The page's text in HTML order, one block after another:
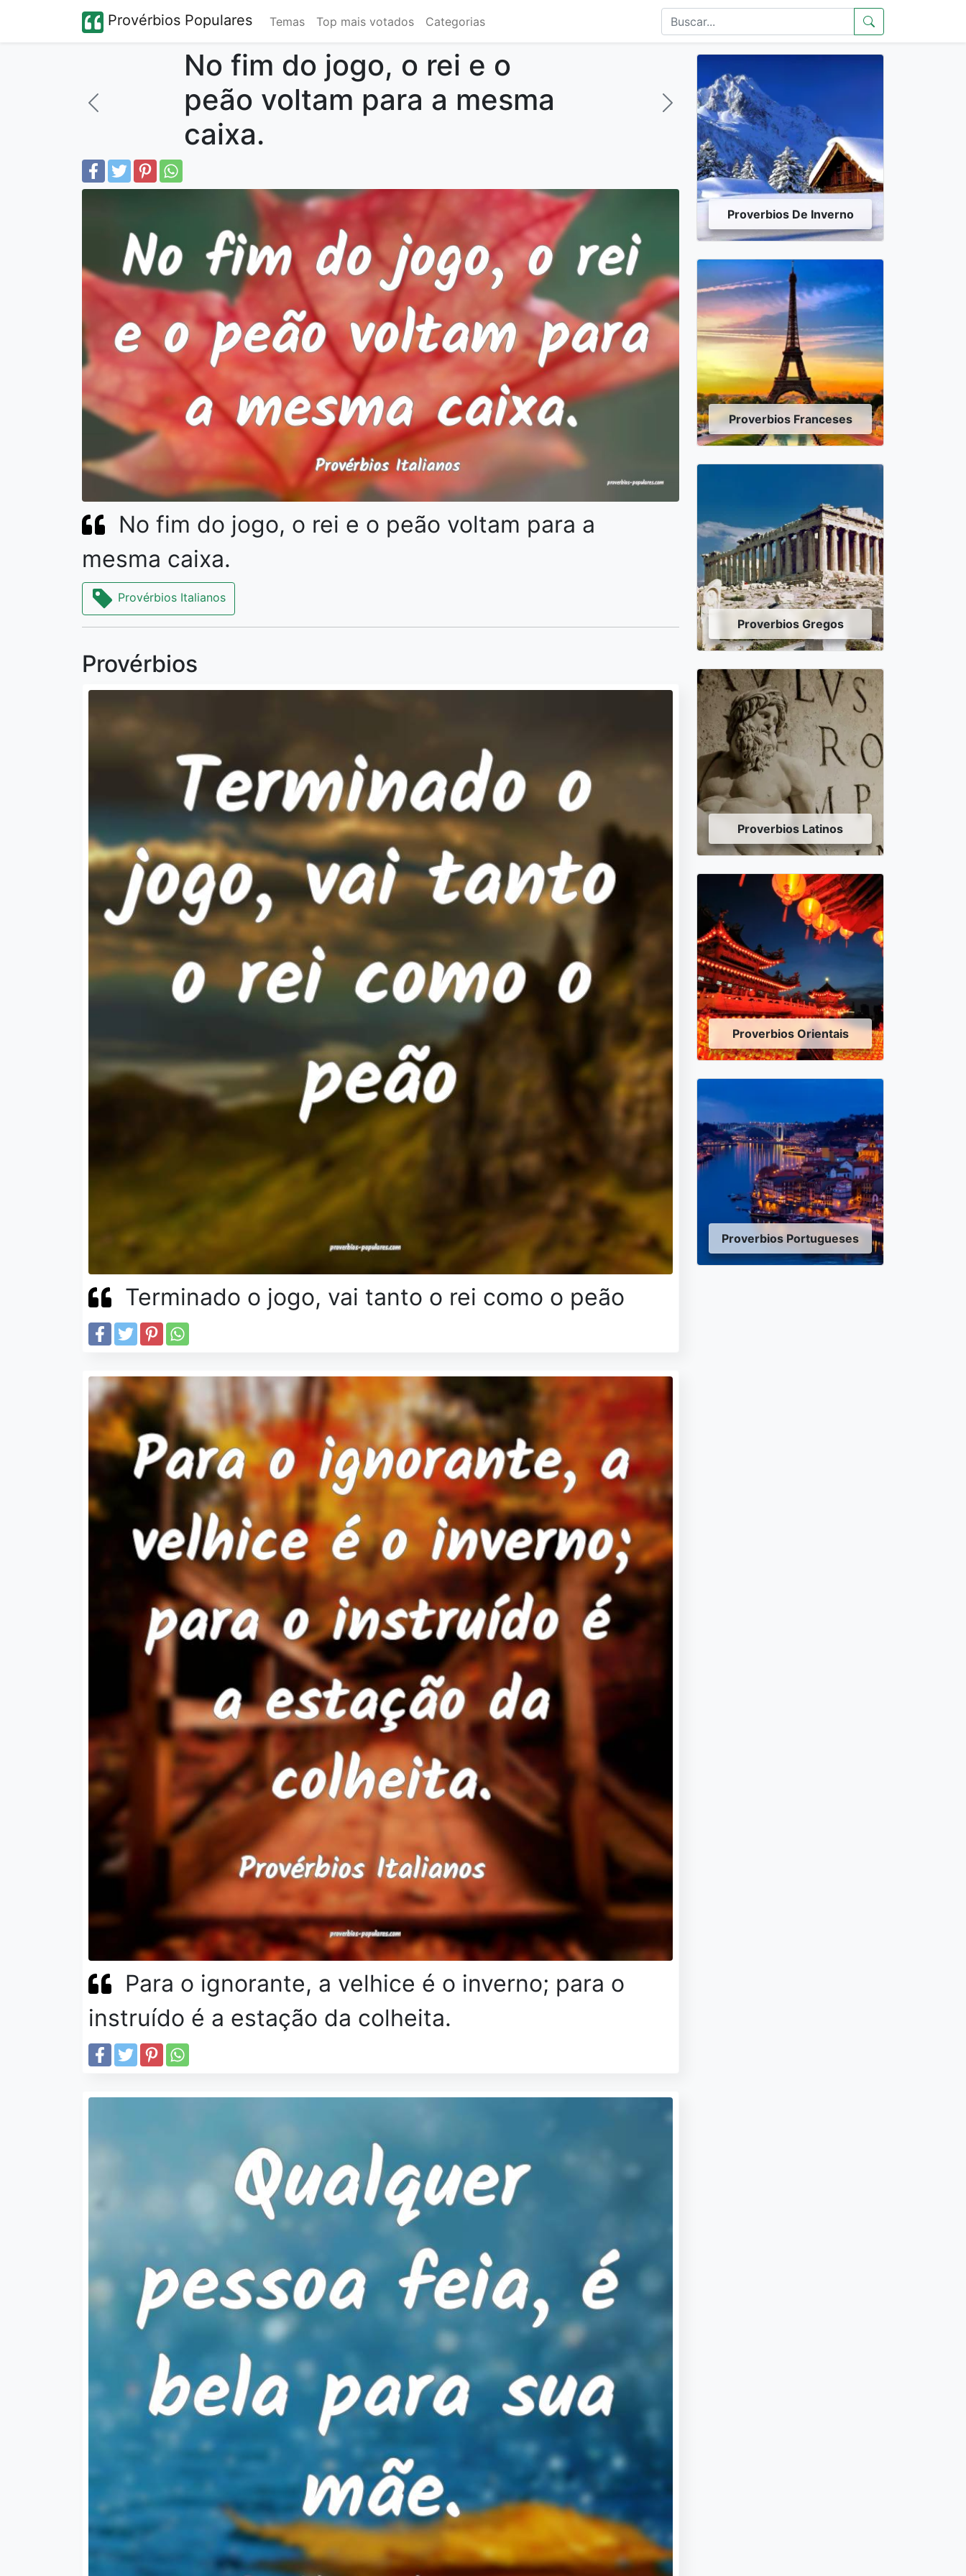
Provérbios Populares Temas Top mais votados Categorias
No fim do jogo, o rei e o
peão voltam para a mesma
caixa.
No fim do jogo, o rei e o peão voltam para a
mesma caixa.
Provérbios Italianos
Provérbios
Terminado o jogo, vai tanto o rei como o peão
Para o ignorante, a velhice é o inverno; para o
instruído é a estação da colheita.
Proverbios De Inverno
Proverbios Franceses
Proverbios Gregos
Proverbios Latinos
Proverbios Orientais
Proverbios Portugueses